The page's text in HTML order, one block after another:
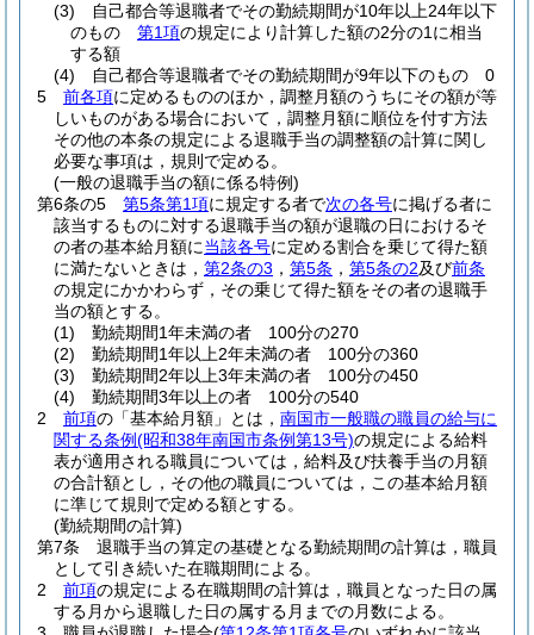
(3)
自己都合等退職者でその勤続期間が10年以上24年以下
のもの 第1項の規定により計算した額の2分の1に相当
する額
(4)
自己都合等退職者でその勤続期間が9年以下のもの 0
5
前各項に定めるもののほか，調整月額のうちにその額が等
しいものがある場合において，調整月額に順位を付す方法
その他の本条の規定による退職手当の調整額の計算に関し
必要な事項は，規則で定める。
(一般の退職手当の額に係る特例)
第6条の5
第5条第1項に規定する者で次の各号に掲げる者に
該当するものに対する退職手当の額が退職の日におけるそ
の者の基本給月額に当該各号に定める割合を乗じて得た額
に満たないときは， 第2条の3 ， 第5条 ， 第5条の2及び前条
の規定にかかわらず，その乗じて得た額をその者の退職手
当の額とする。
(1)
勤続期間1年未満の者 100分の270
(2)
勤続期間1年以上2年未満の者 100分の360
(3)
勤続期間2年以上3年未満の者 100分の450
(4)
勤続期間3年以上の者 100分の540
2
前項の「基本給月額」とは， 南国市一般職の職員の給与に
関する条例(昭和38年南国市条例第13号)の規定による給料
表が適用される職員については，給料及び扶養手当の月額
の合計額とし，その他の職員については，この基本給月額
に準じて規則で定める額とする。
(勤続期間の計算)
第7条
退職手当の算定の基礎となる勤続期間の計算は，職員
として引き続いた在職期間による。
2
前項の規定による在職期間の計算は，職員となった日の属
する月から退職した日の属する月までの月数による。